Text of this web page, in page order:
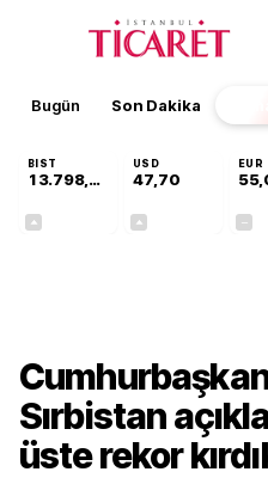
Bugün Son Dakika
BIST
13.798,82
USD
47,70
EUR
Sırbistan
üste rekor